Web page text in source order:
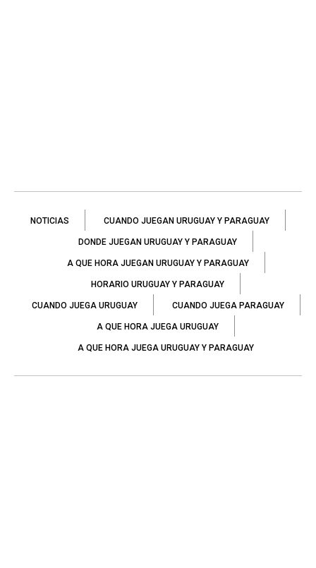
NOTICIAS CUANDO JUEGAN URUGUAY Y PARAGUAY
DONDE JUEGAN URUGUAY Y PARAGUAY
A QUE HORA JUEGAN URUGUAY Y PARAGUAY
HORARIO URUGUAY Y PARAGUAY
CUANDO JUEGA URUGUAY CUANDO JUEGA PARAGUAY
A QUE HORA JUEGA URUGUAY
A QUE HORA JUEGA URUGUAY Y PARAGUAY